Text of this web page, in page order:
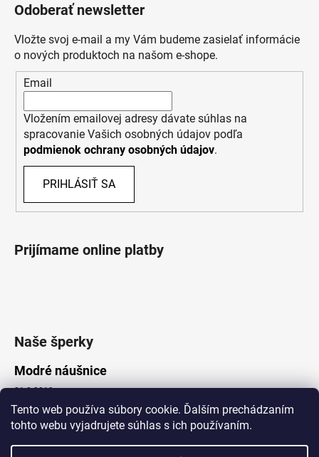
Tento web používa súbory cookie. Ďalším prechádzaním
tohto webu vyjadrujete súhlas s ich používaním.
Odoberať newsletter
Vložte svoj e-mail a my Vám budeme zasielať informácie
o nových produktoch na našom e-shope.
Email
Vložením emailovej adresy dávate súhlas na
spracovanie Vašich osobných údajov podľa
podmienok ochrany osobných údajov.
PRIHLÁSIŤ SA
Prijímame online platby
Naše šperky
Modré náušnice
21.8.2019
Vytvoril Shoptet